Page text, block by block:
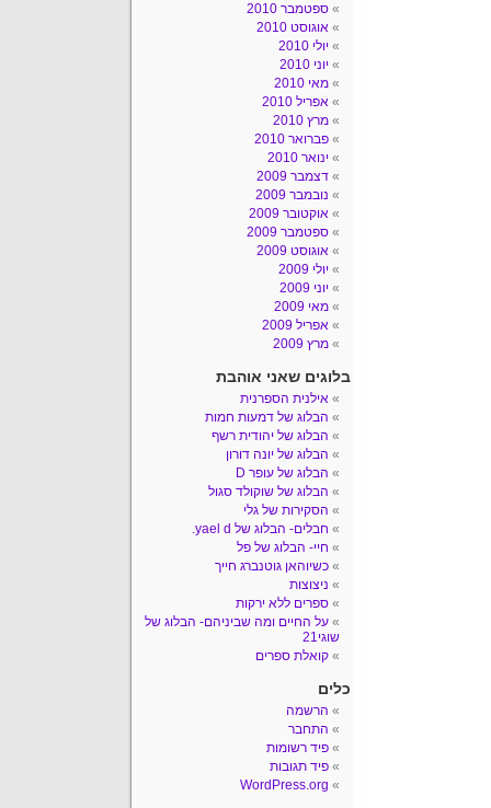
ספטמבר 2010
אוגוסט 2010
יולי 2010
יוני 2010
מאי 2010
אפריל 2010
מרץ 2010
פברואר 2010
ינואר 2010
דצמבר 2009
נובמבר 2009
אוקטובר 2009
ספטמבר 2009
אוגוסט 2009
יולי 2009
יוני 2009
מאי 2009
אפריל 2009
מרץ 2009
בלוגים שאני אוהבת
אילנית הספרנית
הבלוג של דמעות חמות
הבלוג של יהודית רשף
הבלוג של יונה דורון
הבלוג של עופר D
הבלוג של שוקולד סגול
הסקירות של גלי
חבלים- הבלוג של yael d.
חיי- הבלוג של פל
כשיוהאן גוטנברג חייך
ניצוצות
ספרים ללא ירקות
על החיים ומה שביניהם- הבלוג של
שוגי21
קואלת ספרים
כלים
הרשמה
התחבר
פיד רשומות
פיד תגובות
WordPress.org